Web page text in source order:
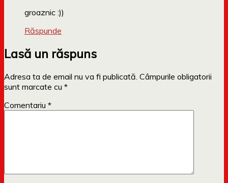
groaznic :))
Răspunde
Lasă un răspuns
Adresa ta de email nu va fi publicată. Câmpurile obligatorii
sunt marcate cu *
Comentariu *